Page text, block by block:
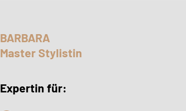
BARBARA
Master Stylistin
Expertin für: